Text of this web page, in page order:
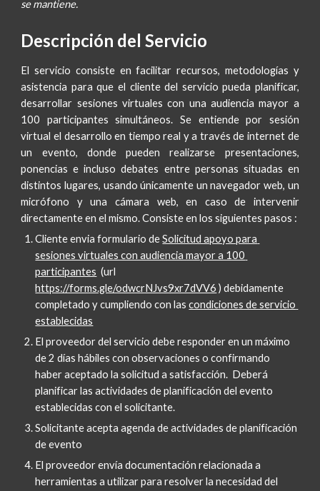
se mantiene.
Descripción del Servicio
El servicio consiste en facilitar recursos, metodologías y
asistencia para que el cliente del servicio pueda planificar,
desarrollar sesiones virtuales con una audiencia mayor a
100 participantes simultáneos. Se entiende por sesión
virtual el desarrollo en tiempo real y a través de internet de
un evento, donde pueden realizarse presentaciones,
ponencias e incluso debates entre personas situadas en
distintos lugares, usando únicamente un navegador web, un
micrófono y una cámara web, en caso de intervenir
directamente en el mismo. Consiste en los siguientes pasos :
Cliente envia formulario de Solicitud apoyo para
sesiones virtuales con audiencia mayor a 100
participantes
  (url
https://forms.gle/odwcrNJvs9xr7dVV6 ) debidamente
completado y cumpliendo con las condiciones de servicio
establecidas
El proveedor del servicio debe responder en un máximo
de 2 días hábiles con observaciones o confirmando
haber aceptado la solicitud a satisfacción.  Deberá
planificar las actividades de planificación del evento
establecidas con el solicitante.
Solicitante acepta agenda de actividades de planificación
de evento
El proveedor envía documentación relacionada a
herramientas a utilizar para resolver la necesidad del